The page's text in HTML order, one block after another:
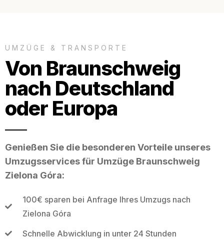
UMZÜGE & TRANSPORTE
Von Braunschweig
nach Deutschland
oder Europa
Genießen Sie die besonderen Vorteile unseres
Umzugsservices für Umzüge Braunschweig
Zielona Góra:
100€ sparen bei Anfrage Ihres Umzugs nach
Zielona Góra
Schnelle Abwicklung in unter 24 Stunden